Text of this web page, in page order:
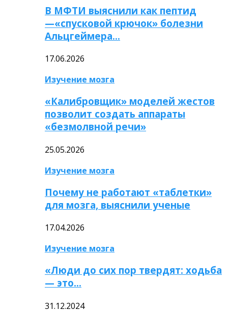
В МФТИ выяснили как пептид
—«спусковой крючок» болезни
Альцгеймера…
17.06.2026
Изучение мозга
«Калибровщик» моделей жестов
позволит создать аппараты
«безмолвной речи»
25.05.2026
Изучение мозга
Почему не работают «таблетки»
для мозга, выяснили ученые
17.04.2026
Изучение мозга
«Люди до сих пор твердят: ходьба
— это…
31.12.2024